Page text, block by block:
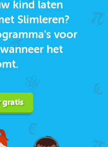
kind laten
Slimleren?
voor
het
gratis